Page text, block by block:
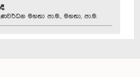
මහතා පා.ම., මහතා, පා.ම.